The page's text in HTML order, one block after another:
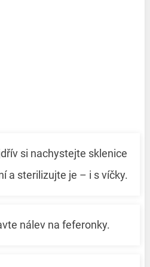
si nachystejte sklenice
a sterilizujte je – i s víčky.
nálev na feferonky.